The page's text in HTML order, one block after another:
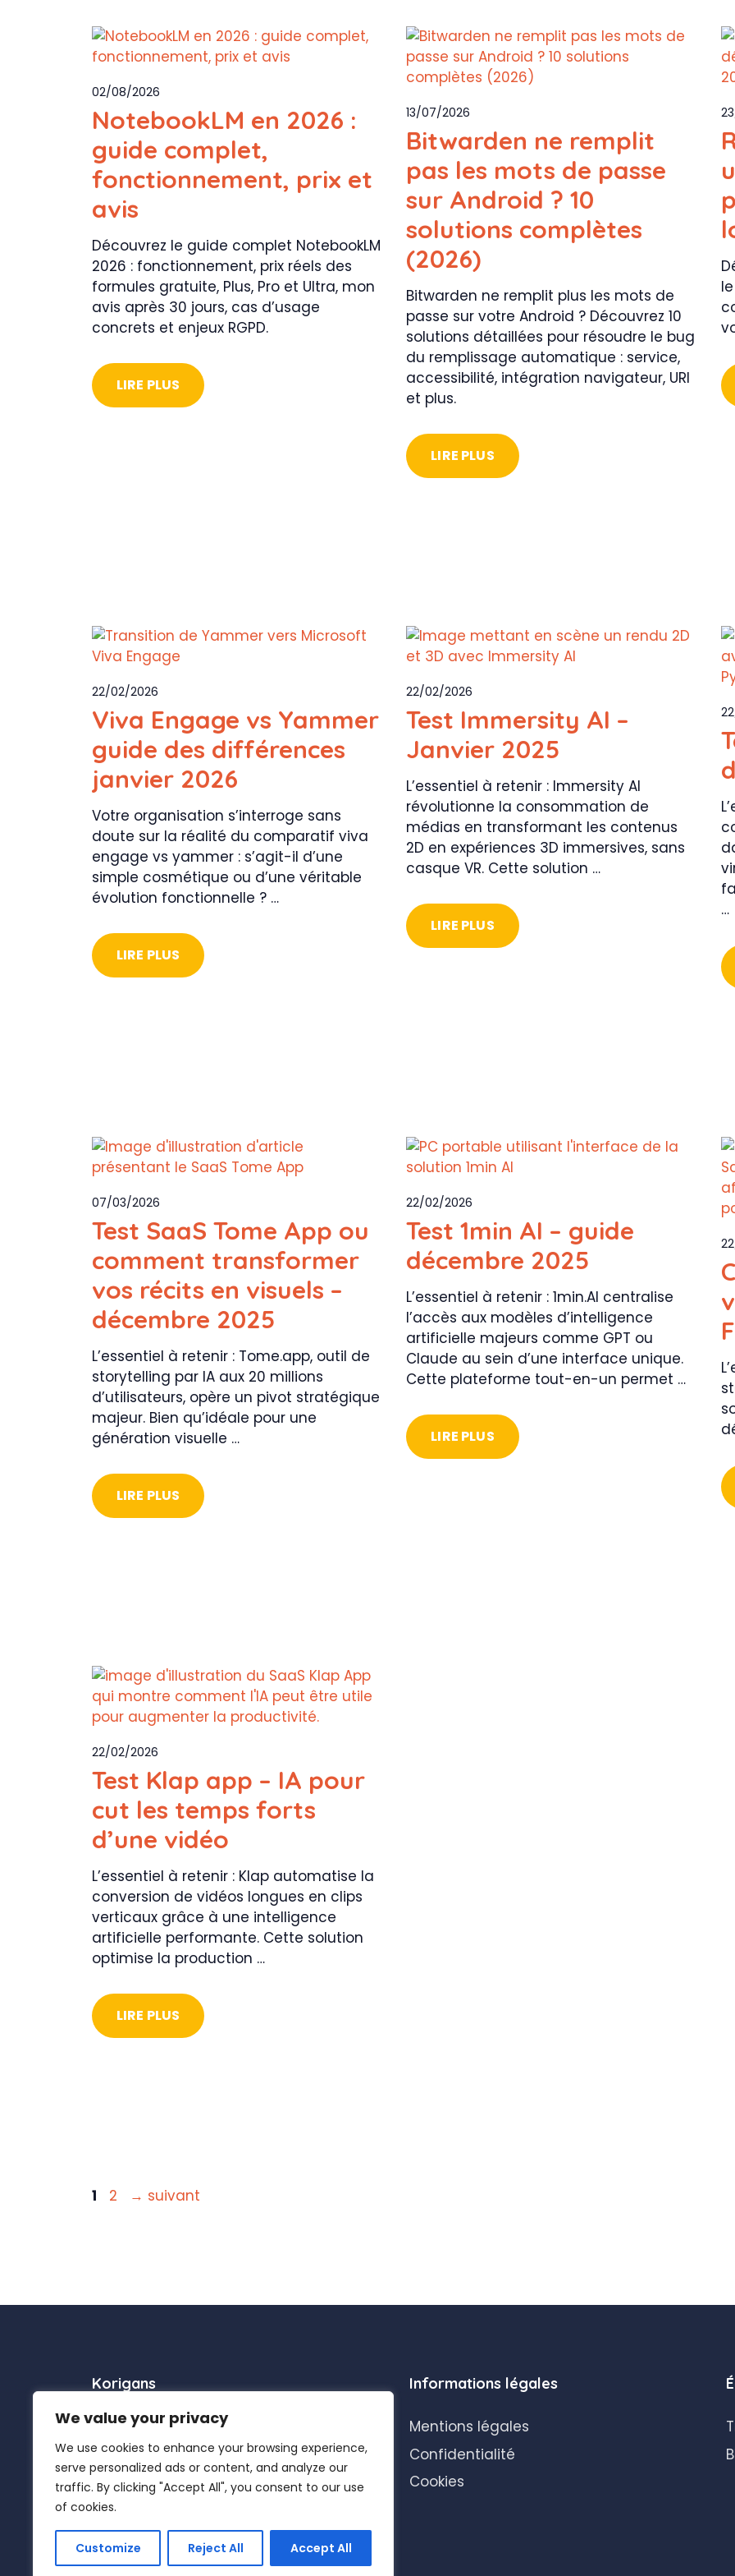
We value your privacy
We use cookies to enhance your browsing experience,
serve personalized ads or content, and analyze our
traffic. By clicking "Accept All", you consent to our use
of cookies.
Customize Reject All Accept All
02/08/2026
NotebookLM en 2026 :
guide complet,
fonctionnement, prix et
avis
Découvrez le guide complet NotebookLM
2026 : fonctionnement, prix réels des
formules gratuite, Plus, Pro et Ultra, mon
avis après 30 jours, cas d’usage
concrets et enjeux RGPD.
LIRE PLUS
13/07/2026
Bitwarden ne remplit
pas les mots de passe
sur Android ? 10
solutions complètes
(2026)
Bitwarden ne remplit plus les mots de
passe sur votre Android ? Découvrez 10
solutions détaillées pour résoudre le bug
du remplissage automatique : service,
accessibilité, intégration navigateur, URI
et plus.
LIRE PLUS
22/02/2026
Viva Engage vs Yammer
guide des différences
janvier 2026
Votre organisation s’interroge sans
doute sur la réalité du comparatif viva
engage vs yammer : s’agit-il d’une
simple cosmétique ou d’une véritable
évolution fonctionnelle ? …
LIRE PLUS
22/02/2026
Test Immersity AI –
Janvier 2025
L’essentiel à retenir : Immersity AI
révolutionne la consommation de
médias en transformant les contenus
2D en expériences 3D immersives, sans
casque VR. Cette solution …
LIRE PLUS
…
07/03/2026
Test SaaS Tome App ou
comment transformer
vos récits en visuels –
décembre 2025
L’essentiel à retenir : Tome.app, outil de
storytelling par IA aux 20 millions
d’utilisateurs, opère un pivot stratégique
majeur. Bien qu’idéale pour une
génération visuelle …
LIRE PLUS
22/02/2026
Test 1min AI – guide
décembre 2025
L’essentiel à retenir : 1min.AI centralise
l’accès aux modèles d’intelligence
artificielle majeurs comme GPT ou
Claude au sein d’une interface unique.
Cette plateforme tout-en-un permet …
LIRE PLUS
22/02/2026
Test Klap app – IA pour
cut les temps forts
d’une vidéo
L’essentiel à retenir : Klap automatise la
conversion de vidéos longues en clips
verticaux grâce à une intelligence
artificielle performante. Cette solution
optimise la production …
LIRE PLUS
Page
1 Page
2 → suivant
Korigans
A propos
Contact
Plan du site
Informations légales
Mentions légales
Confidentialité
Cookies